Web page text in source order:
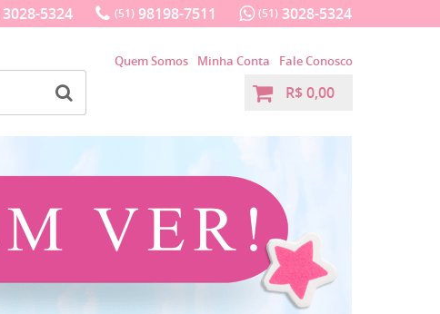
3028-5324 (51) 98198-7511 (51) 3028-5324
Quem Somos Minha Conta Fale Conosco
R$ 0,00